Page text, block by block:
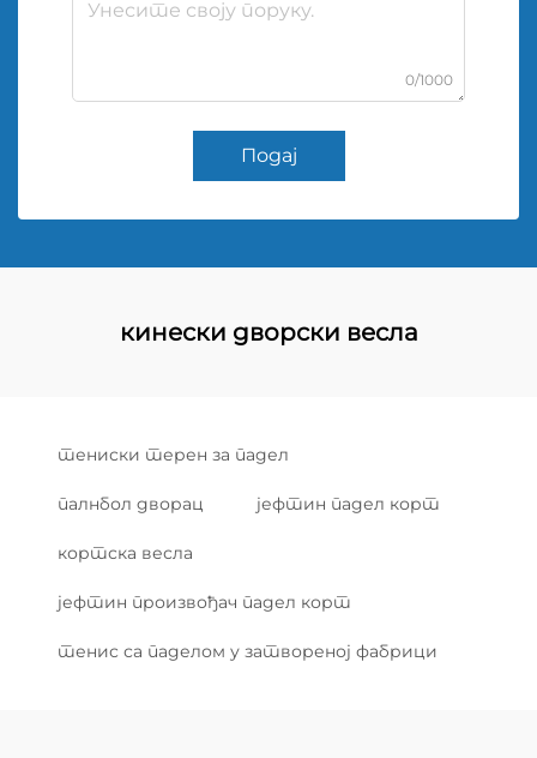
0/1000
Подај
кинески дворски весла
тениски терен за падел
палнбол дворац јефтин падел корт
кортска весла
јефтин произвођач падел корт
тенис са паделом у затвореној фабрици